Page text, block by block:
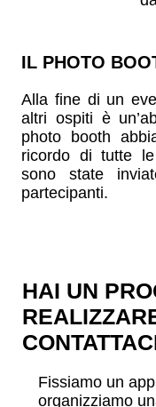
IL PHOTO
Alla fine di un
altri ospiti è
photo booth
ricordo di tutte
sono state
partecipanti.
HAI UN
Fissiamo un
organizziamo